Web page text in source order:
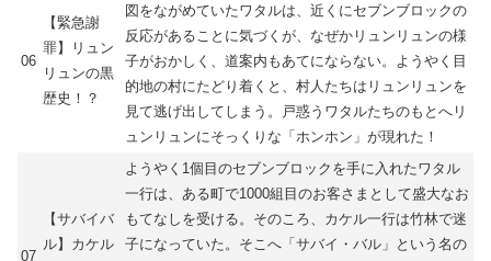
06
【緊急謝
罪】リュン
リュンの黒
歴史！？
図をながめていたワタルは、近くにセブンブロックの
反応があることに気づくが、なぜかリュンリュンの様
子がおかしく、道案内もあてにならない。ようやく目
的地の村にたどり着くと、村人たちはリュンリュンを
見て逃げ出してしまう。戸惑うワタルたちのもとへリ
ュンリュンにそっくりな「ホンホン」が現れた！
07
【サバイバ
ル】カケル
ようやく1個目のセブンブロックを手に入れたワタル
一行は、ある町で1000組目のお客さまとして盛大なお
もてなしを受ける。そのころ、カケル一行は竹林で迷
子になっていた。そこへ「サバイ・バル」という名の